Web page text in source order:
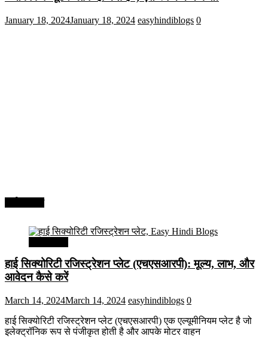
January 18, 2024January 18, 2024 easyhindiblogs 0
हाई सिक्योरिटी रजिस्ट्रेशन प्लेट (एचएसआरपी): मूल्य, लाभ, और
आवेदन कैसे करें
March 14, 2024March 14, 2024 easyhindiblogs 0
हाई सिक्योरिटी रजिस्ट्रेशन प्लेट (एचएसआरपी) एक एल्यूमीनियम प्लेट है जो
इलेक्ट्रॉनिक रूप से पंजीकृत होती है और आपके मोटर वाहन